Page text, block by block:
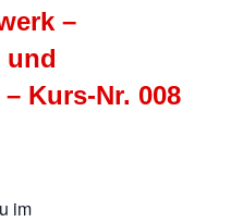
–
und
Kurs-Nr. 008
im